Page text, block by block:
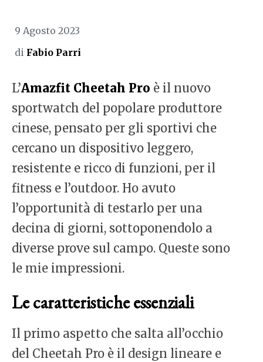
9 Agosto 2023
di Fabio Parri
L’Amazfit Cheetah Pro è il nuovo
sportwatch del popolare produttore
cinese, pensato per gli sportivi che
cercano un dispositivo leggero,
resistente e ricco di funzioni, per il
fitness e l’outdoor. Ho avuto
l’opportunità di testarlo per una
decina di giorni, sottoponendolo a
diverse prove sul campo. Queste sono
le mie impressioni.
Le caratteristiche essenziali
Il primo aspetto che salta all’occhio
del Cheetah Pro è il design lineare e